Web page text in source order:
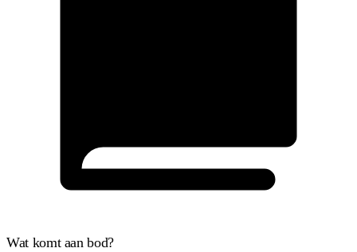
Wat komt aan bod?